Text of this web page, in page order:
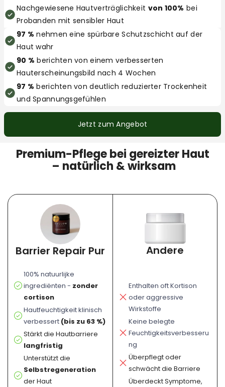
Nachgewiesene Hautverträglichkeit von 100% bei
Probanden mit sensibler Haut
97 % nehmen eine spürbare Schutzschicht auf der
Haut wahr
90 % berichten von einem verbesserten
Hauterscheinungsbild nach 4 Wochen
97 % berichten von deutlich reduzierter Trockenheit
und Spannungsgefühlen
Jetzt zum Angebot
Premium-Pflege bei gereizter Haut
– natürlich & wirksam
Barrier Repair Pur
100% natuurlijke
ingrediënten - zonder
cortison
Hautfeuchtigkeit klinisch
verbessert (bis zu 63 %)
Stärkt die Hautbarriere
langfristig
Unterstützt die
Selbstregeneration
der Haut
Andere
Enthalten oft Kortison
oder aggressive
Wirkstoffe
Keine belegte
Feuchtigkeitsverbesseru
ng
Überpflegt oder
schwächt die Barriere
Überdeckt Symptome,